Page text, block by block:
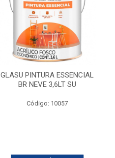
GLASU PINTURA ESSENCIAL
BR NEVE 3,6LT SU
Código: 10057